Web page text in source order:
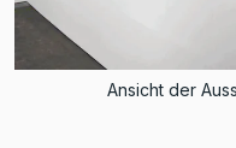
Ansicht der